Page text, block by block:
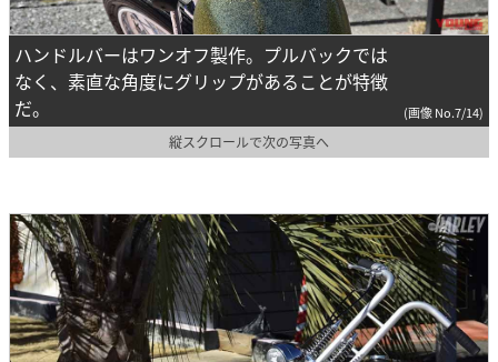
ハンドルバーはワンオフ製作。プルバックでは
なく、素直な角度にグリップがあることが特徴
だ。
(画像 No.7/14)
縦スクロールで次の写真へ